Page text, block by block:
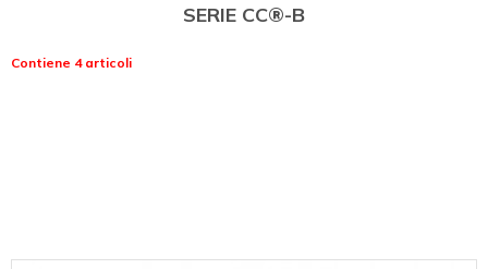
SERIE CC®-B
Contiene 4 articoli